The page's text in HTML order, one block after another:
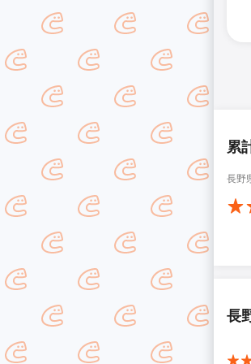
累
長野
長